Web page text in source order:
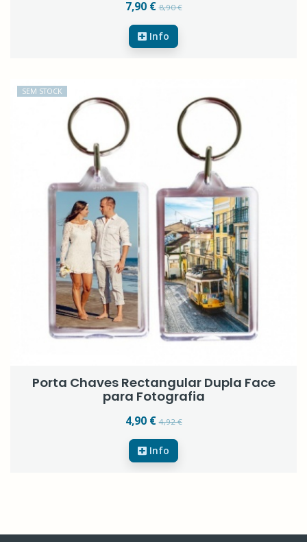
7,90 €8,90 €
Info
SEM STOCK
Porta Chaves Rectangular Dupla Face
para Fotografia
4,90 €4,92 €
Info